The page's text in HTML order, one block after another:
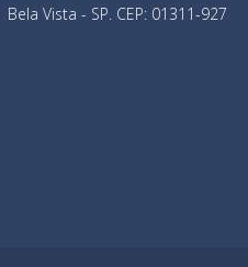
Bela Vista - SP. CEP: 01311-927